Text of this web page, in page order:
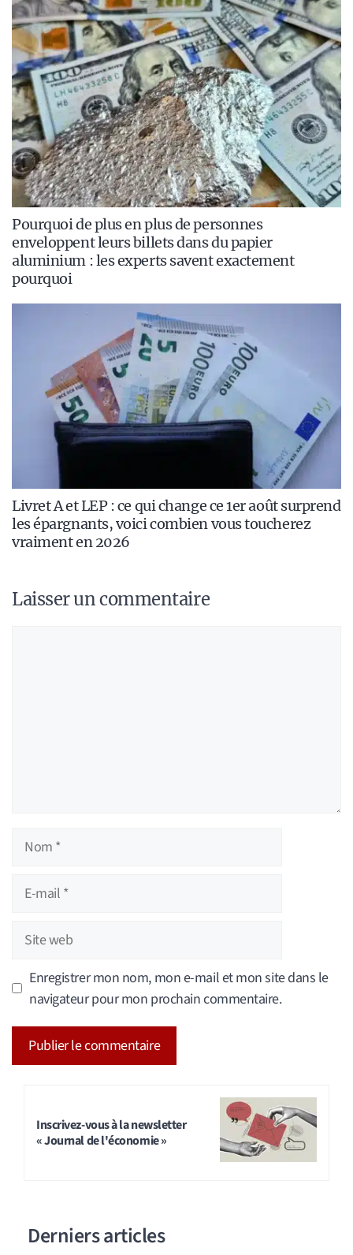
Pourquoi de plus en plus de personnes
enveloppent leurs billets dans du papier
aluminium : les experts savent exactement
pourquoi
Livret A et LEP : ce qui change ce 1er août surprend
les épargnants, voici combien vous toucherez
vraiment en 2026
Laisser un commentaire
Nom
Site
web
Enregistrer mon nom, mon e-mail et mon site dans le
navigateur pour mon prochain commentaire.
Inscrivez-vous à la newsletter
« Journal de l'économie »
Derniers articles